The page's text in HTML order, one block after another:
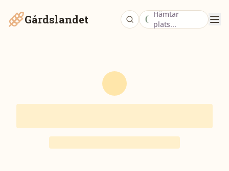
Gårdslandet
Hämtar
plats...